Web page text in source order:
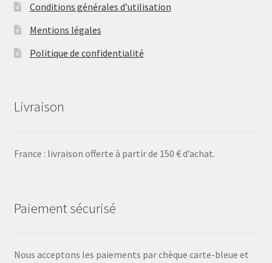
Conditions générales d’utilisation
Mentions légales
Politique de confidentialité
Livraison
France : livraison offerte à partir de 150 € d’achat.
Paiement sécurisé
Nous acceptons les paiements par chèque carte-bleue et